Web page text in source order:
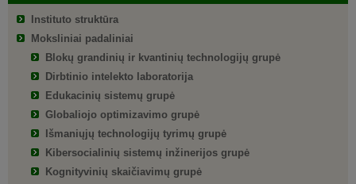
Instituto struktūra
Moksliniai padaliniai
Blokų grandinių ir kvantinių technologijų grupė
Dirbtinio intelekto laboratorija
Edukacinių sistemų grupė
Globaliojo optimizavimo grupė
Išmaniųjų technologijų tyrimų grupė
Kibersocialinių sistemų inžinerijos grupė
Kognityvinių skaičiavimų grupė